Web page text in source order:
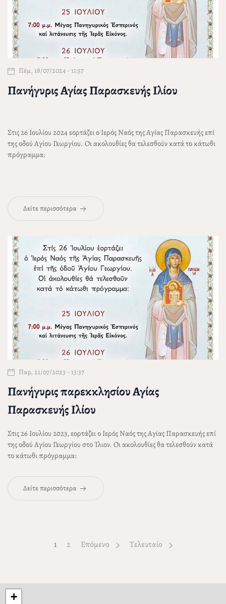
Πέμ, 18/07/2024 - 11:57
Πανήγυρις Αγίας Παρασκευής Ιλίου
Στις 26 Ιουλίου 2024 εορτάζει ο Ιερός Ναός της Αγίας Παρασκευής επί
της οδού Αγίου Γεωργίου. Οι ακολουθίες θα τελεσθούν κατά το κάτωθι
πρόγραμμα:
Δείτε περισσότερα
Παρ, 21/07/2023 - 13:37
Πανήγυρις παρεκκλησίου Αγίας
Παρασκευής Ιλίου
Στις 26 Ιουλίου 2023, εορτάζει ο Ιερός Ναός της Αγίας Παρασκευής επί
της οδού Αγίου Γεωργίου στο Ίλιον. Οι ακολουθίες θα τελεσθούν κατά
το κάτωθι πρόγραμμα:
Δείτε περισσότερα
1 Page
2 Επόμενο Τελευταίο
+